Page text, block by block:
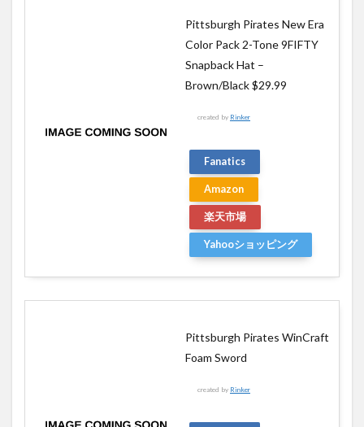
Pittsburgh Pirates New Era
Color Pack 2-Tone 9FIFTY
Snapback Hat –
Brown/Black $29.99
created by Rinker
Fanatics
Amazon
楽天市場
Yahooショッピング
Pittsburgh Pirates WinCraft
Foam Sword
created by Rinker